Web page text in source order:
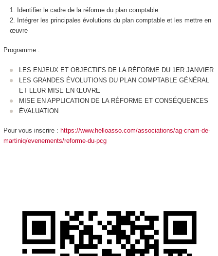
Identifier le cadre de la réforme du plan comptable
Intégrer les principales évolutions du plan comptable et les mettre en
œuvre
Programme :
LES ENJEUX ET OBJECTIFS DE LA RÉFORME DU 1ER JANVIER
LES GRANDES ÉVOLUTIONS DU PLAN COMPTABLE GÉNÉRAL
ET LEUR MISE EN ŒUVRE
MISE EN APPLICATION DE LA RÉFORME ET CONSÉQUENCES
ÉVALUATION
Pour vous inscrire : https://www.helloasso.com/associations/ag-cnam-de-
martiniq/evenements/reforme-du-pcg